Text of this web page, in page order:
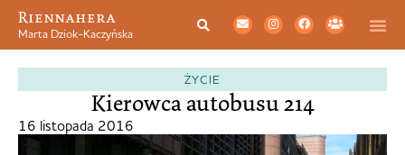
Riennahera
Marta Dziok-Kaczyńska
ŻYCIE
Kierowca autobusu 214
16 listopada 2016